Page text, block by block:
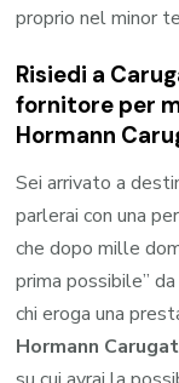
proprio nel minor
Risiedi a
fornitore per
Hormann
Sei arrivato a
parlerai con una
che dopo mille
prima possibile”
chi eroga una
Hormann